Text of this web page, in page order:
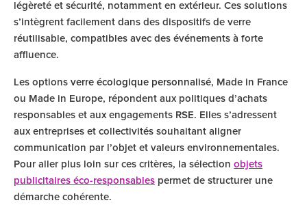
légèreté et sécurité, notamment en extérieur. Ces solutions
s’intègrent facilement dans des dispositifs de verre
réutilisable, compatibles avec des événements à forte
affluence.
Les options verre écologique personnalisé, Made in France
ou Made in Europe, répondent aux politiques d’achats
responsables et aux engagements RSE. Elles s’adressent
aux entreprises et collectivités souhaitant aligner
communication par l’objet et valeurs environnementales.
Pour aller plus loin sur ces critères, la sélection objets
publicitaires éco-responsables permet de structurer une
démarche cohérente.